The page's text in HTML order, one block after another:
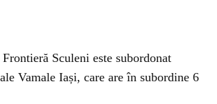
Sculeni este subordonat
Vamale Iași, care are în subordine 6